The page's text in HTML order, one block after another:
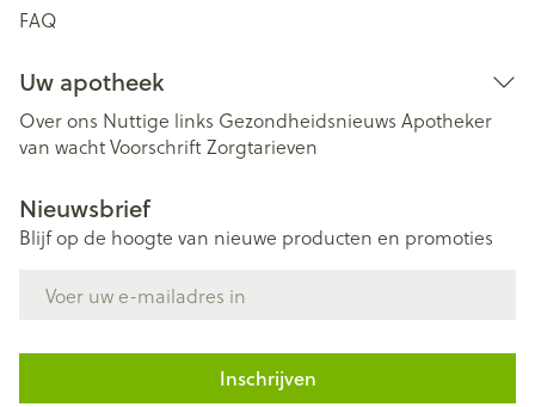
FAQ
Uw apotheek
Over ons Nuttige links Gezondheidsnieuws Apotheker
van wachtVoorschriftZorgtarieven
Nieuwsbrief
Blijf op de hoogte van nieuwe producten en promoties
Inschrijven